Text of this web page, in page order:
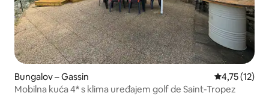
Bungalov – Gassin Prosječna
4,75 (12)
Mobilna kuća 4* s klima uređajem golf de Saint-Tropez